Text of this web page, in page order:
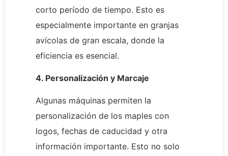
corto período de tiempo. Esto es
especialmente importante en granjas
avícolas de gran escala, donde la
eficiencia es esencial.
4. Personalización y Marcaje
Algunas máquinas permiten la
personalización de los maples con
logos, fechas de caducidad y otra
información importante. Esto no solo